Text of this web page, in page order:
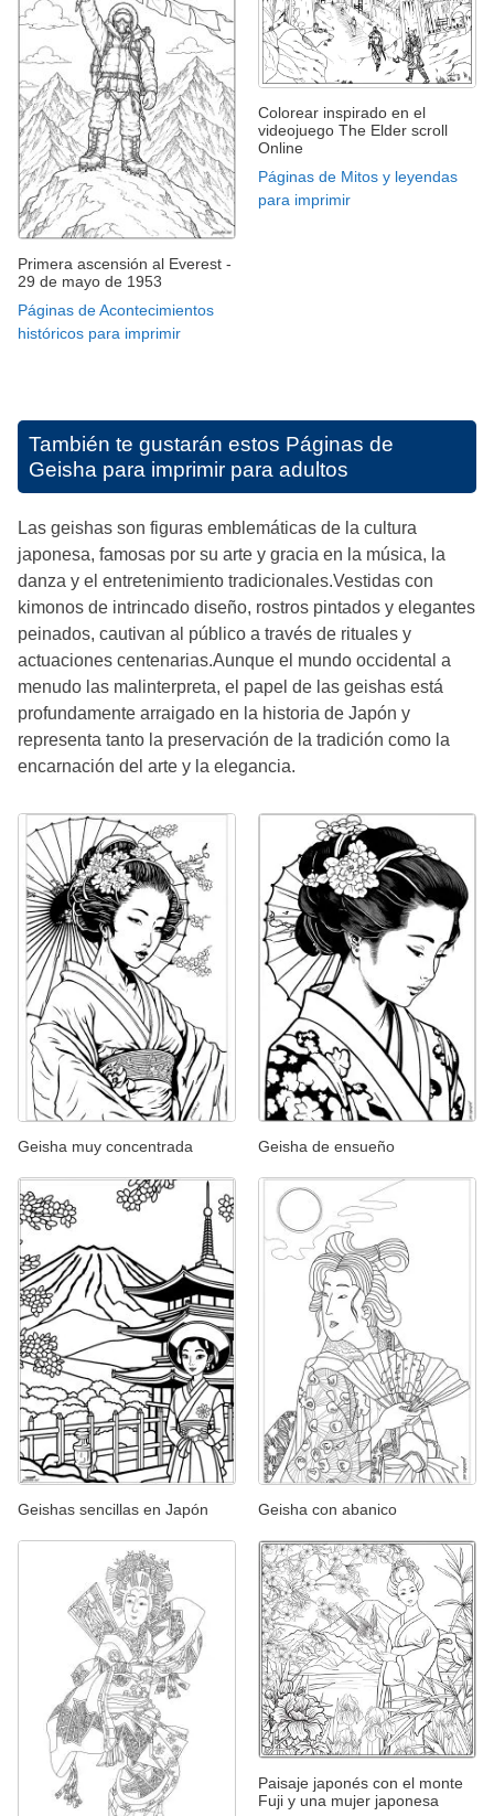
Primera ascensión al Everest -
29 de mayo de 1953
Páginas de Acontecimientos
históricos para imprimir
Colorear inspirado en el
videojuego The Elder scroll
Online
Páginas de Mitos y leyendas
para imprimir
También te gustarán estos Páginas de
Geisha para imprimir para adultos
Las geishas son figuras emblemáticas de la cultura
japonesa, famosas por su arte y gracia en la música, la
danza y el entretenimiento tradicionales.Vestidas con
kimonos de intrincado diseño, rostros pintados y elegantes
peinados, cautivan al público a través de rituales y
actuaciones centenarias.Aunque el mundo occidental a
menudo las malinterpreta, el papel de las geishas está
profundamente arraigado en la historia de Japón y
representa tanto la preservación de la tradición como la
encarnación del arte y la elegancia.
Geisha muy concentrada Geisha de ensueño
Geishas sencillas en Japón Geisha con abanico
Paisaje japonés con el monte
Fuji y una mujer japonesa